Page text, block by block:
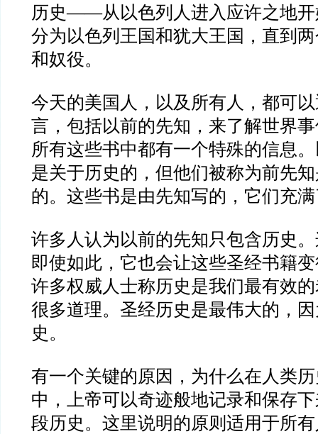
历史——从以色列人进入应许之地
分为以色列王国和犹大王国，直到
和奴役。
今天的美国人，以及所有人，都可
言，包括以前的先知，来了解世界
所有这些书中都有一个特殊的信息
是关于历史的，但他们被称为前先
的。这些书是由先知写的，它们充
许多人认为以前的先知只包含历史
即使如此，它也会让这些圣经书籍
许多权威人士称历史是我们最有效
很多道理。圣经历史是最伟大的，
史。
有一个关键的原因，为什么在人类
中，上帝可以奇迹般地记录和保存
段历史。这里说明的原则适用于所